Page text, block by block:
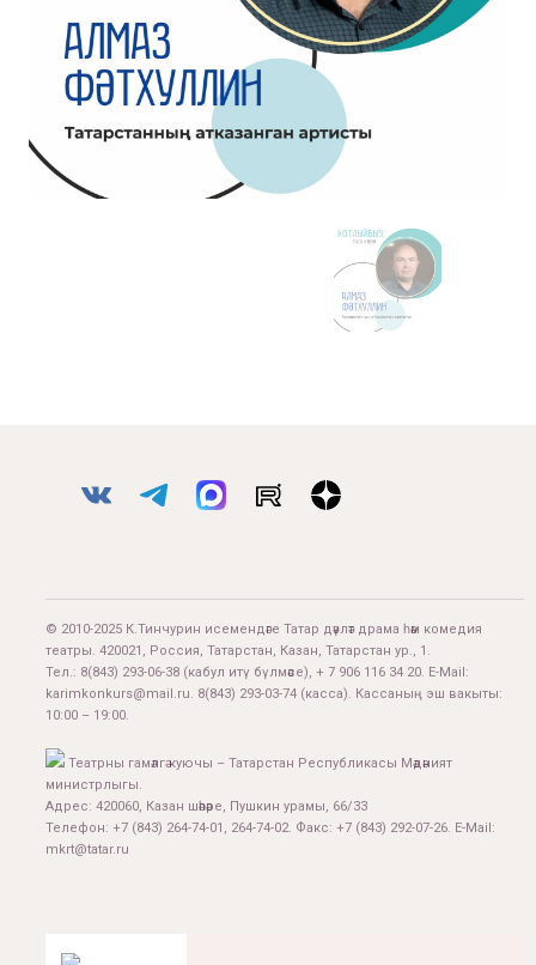
© 2010-2025 К.Тинчурин исемендәге Татар дәүләт драма һәм комедия
театры. 420021, Россия, Татарстан, Казан, Татарстан ур., 1.
Тел.: 8(843) 293-06-38 (кабул итү бүлмәсе), + 7 906 116 34 20. E-Mail:
karimkonkurs@mail.ru. 8(843) 293-03-74 (касса). Кассаның эш вакыты:
10:00 – 19:00.
Театрны гамәлгә куючы – Татарстан Республикасы Мәдәният
министрлыгы.
Адрес: 420060, Казан шәһәре, Пушкин урамы, 66/33
Телефон: +7 (843) 264-74-01, 264-74-02. Факс: +7 (843) 292-07-26. E-Mail:
mkrt@tatar.ru